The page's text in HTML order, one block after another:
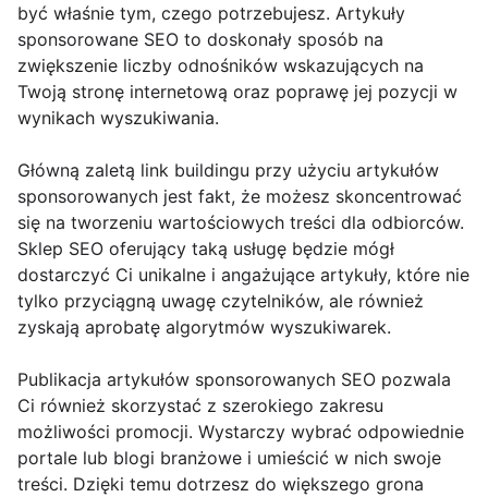
być właśnie tym, czego potrzebujesz. Artykuły
sponsorowane SEO to doskonały sposób na
zwiększenie liczby odnośników wskazujących na
Twoją stronę internetową oraz poprawę jej pozycji w
wynikach wyszukiwania.
Główną zaletą link buildingu przy użyciu artykułów
sponsorowanych jest fakt, że możesz skoncentrować
się na tworzeniu wartościowych treści dla odbiorców.
Sklep SEO oferujący taką usługę będzie mógł
dostarczyć Ci unikalne i angażujące artykuły, które nie
tylko przyciągną uwagę czytelników, ale również
zyskają aprobatę algorytmów wyszukiwarek.
Publikacja artykułów sponsorowanych SEO pozwala
Ci również skorzystać z szerokiego zakresu
możliwości promocji. Wystarczy wybrać odpowiednie
portale lub blogi branżowe i umieścić w nich swoje
treści. Dzięki temu dotrzesz do większego grona